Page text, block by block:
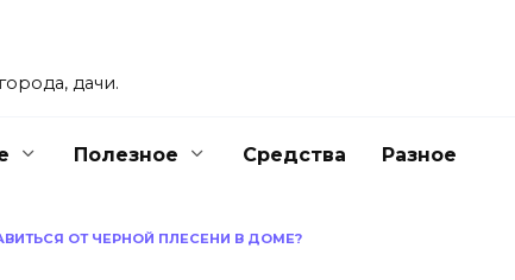
дачи.
Полезное Средства Разное
ОТ ЧЕРНОЙ ПЛЕСЕНИ В ДОМЕ?